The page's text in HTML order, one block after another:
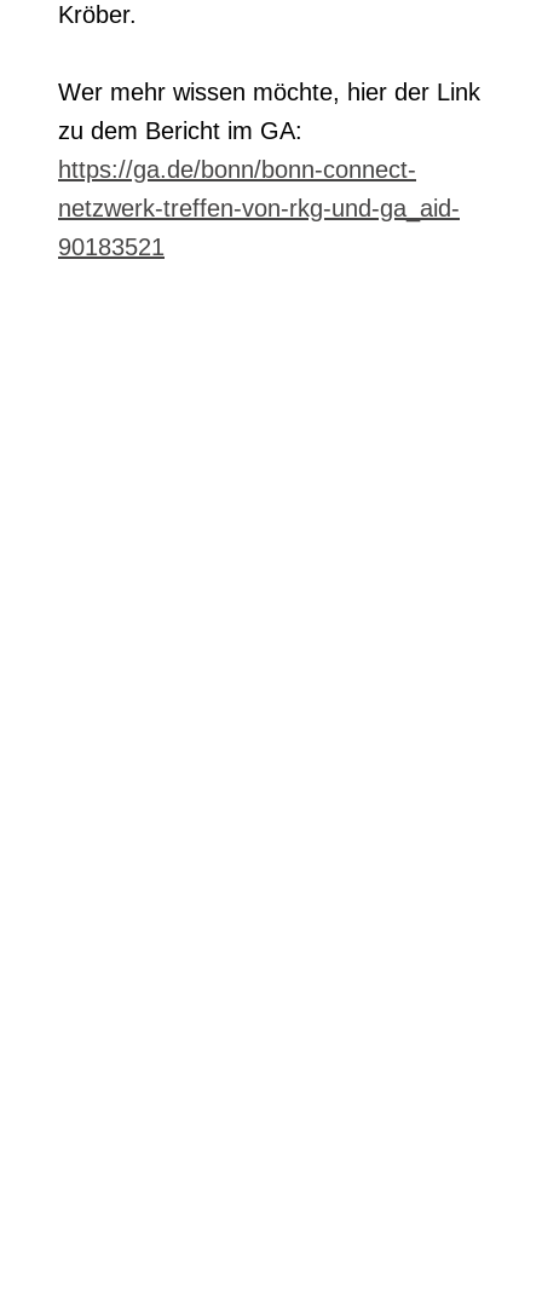
Kröber.
Wer mehr wissen möchte, hier der Link
zu dem Bericht im GA:
https://ga.de/bonn/bonn-connect-
netzwerk-treffen-von-rkg-und-ga_aid-
90183521